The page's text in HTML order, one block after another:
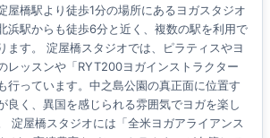
屋橋駅より徒歩1分の場所にあるヨガスタジオ
浜駅からも徒歩6分と近く、複数の駅を利用で
ます。 淀屋橋スタジオでは、ピラティスやヨ
レッスンや「RYT200ヨガインストラクター
行っています。中之島公園の真正面に位置す
良く、異国を感じられる雰囲気でヨガを楽し
淀屋橋スタジオには「全米ヨガアライアンス